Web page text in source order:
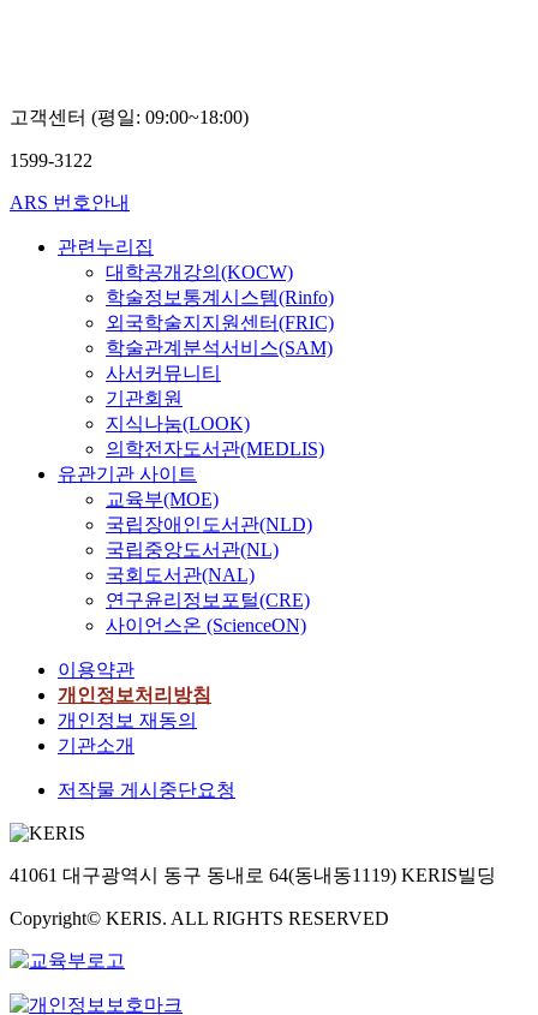
고객센터 (평일: 09:00~18:00)
1599-3122
ARS 번호안내
관련누리집
대학공개강의(KOCW)
학술정보통계시스템(Rinfo)
외국학술지지원센터(FRIC)
학술관계분석서비스(SAM)
사서커뮤니티
기관회원
지식나눔(LOOK)
의학전자도서관(MEDLIS)
유관기관 사이트
교육부(MOE)
국립장애인도서관(NLD)
국립중앙도서관(NL)
국회도서관(NAL)
연구윤리정보포털(CRE)
사이언스온 (ScienceON)
이용약관
개인정보처리방침
개인정보 재동의
기관소개
저작물 게시중단요청
41061 대구광역시 동구 동내로 64(동내동1119) KERIS빌딩
Copyright© KERIS. ALL RIGHTS RESERVED